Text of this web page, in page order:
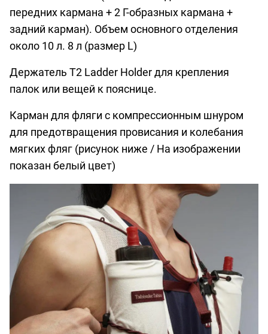
передних кармана + 2 Г-образных кармана +
задний карман). Объем основного отделения
около 10 л. 8 л (размер L)
Держатель T2 Ladder Holder для крепления
палок или вещей к пояснице.
Карман для фляги с компрессионным шнуром
для предотвращения провисания и колебания
мягких фляг (рисунок ниже / На изображении
показан белый цвет)